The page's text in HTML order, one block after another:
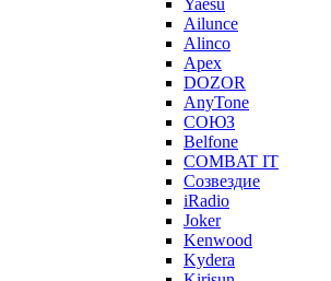
Yaesu
Ailunce
Alinco
Apex
DOZOR
AnyTone
СОЮЗ
Belfone
COMBAT IT
Созвездие
iRadio
Joker
Kenwood
Kydera